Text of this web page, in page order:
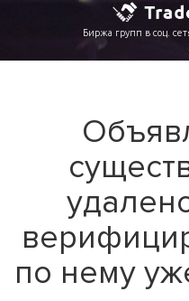
Биржа групп в соц.
по нему